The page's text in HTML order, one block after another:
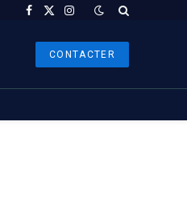
Facebook
X
Instagram
CONTACTER